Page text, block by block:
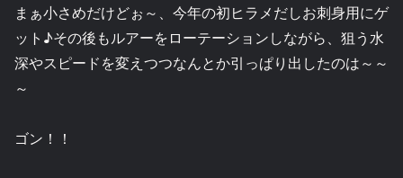
まぁ小さめだけどぉ～、今年の初ヒラメだしお刺身用にゲ
ット♪その後もルアーをローテーションしながら、狙う水
深やスピードを変えつつなんとか引っぱり出したのは～～
～
ゴン！！